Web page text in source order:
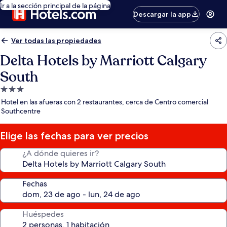
Ir a la sección principal de la página
Descargar la app
Ver todas las propiedades
Delta Hotels by Marriott Calgary
South
Propiedad
de
3.0
estrellas
Hotel en las afueras con 2 restaurantes, cerca de Centro comercial
Southcentre
Elige las fechas para ver precios
¿A dónde quieres ir?
Fechas
Huéspedes